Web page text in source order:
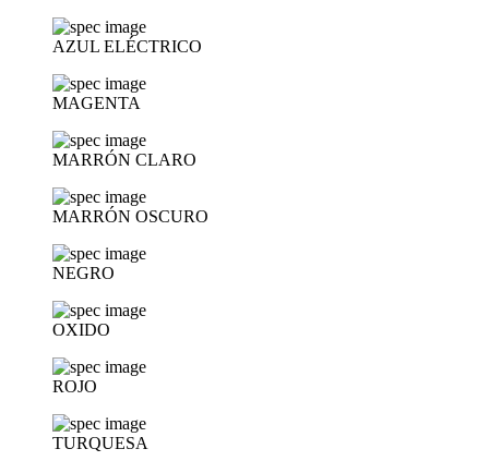
AZUL ELÉCTRICO
MAGENTA
MARRÓN CLARO
MARRÓN OSCURO
NEGRO
OXIDO
ROJO
TURQUESA